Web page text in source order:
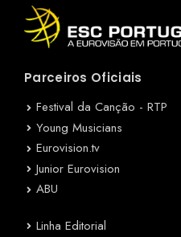
Parceiros Oficiais
Festival da Canção - RTP
Young Musicians
Eurovision.tv
Junior Eurovision
ABU
Linha Editorial